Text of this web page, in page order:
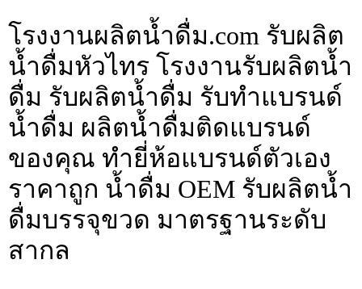
โรงงานผลิตน้ำดื่ม.com รับผลิต
น้ำดื่มหัวไทร โรงงานรับผลิตน้ำ
ดื่ม รับผลิตน้ำดื่ม รับทำแบรนด์
น้ำดื่ม ผลิตน้ำดื่มติดแบรนด์
ของคุณ ทำยี่ห้อแบรนด์ตัวเอง
ราคาถูก น้ำดื่ม OEM รับผลิตน้ำ
ดื่มบรรจุขวด มาตรฐานระดับ
สากล